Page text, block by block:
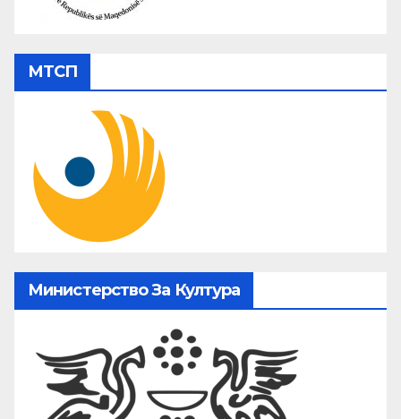
МТСП
Министерство За Култура